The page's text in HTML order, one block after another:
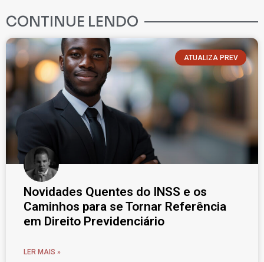
CONTINUE LENDO
ATUALIZA PREV
Novidades Quentes do INSS e os
Caminhos para se Tornar Referência
em Direito Previdenciário
LER MAIS »